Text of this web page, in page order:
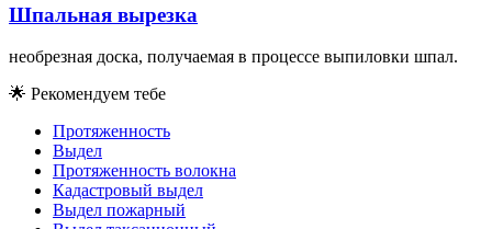
Шпальная вырезка
необрезная доска, получаемая в процессе выпиловки шпал.
🌟 Рекомендуем тебе
Протяженность
Выдел
Протяженность волокна
Кадастровый выдел
Выдел пожарный